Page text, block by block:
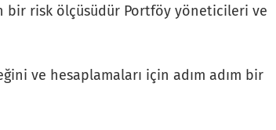
bir risk ölçüsüdür Portföy yöneticileri ve
ve hesaplamaları için adım adım bir